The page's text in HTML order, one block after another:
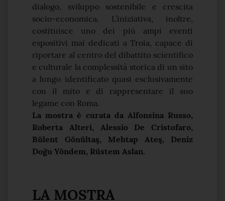
dialogo, sviluppo sostenibile e crescita
socio-economica. L’iniziativa, inoltre,
costituisce uno dei più ampi eventi
espositivi mai dedicati a Troia, capace di
riportare al centro del dibattito scientifico
e culturale la complessità storica di un sito
a lungo identificato quasi esclusivamente
con il mito e di rappresentare il suo
legame con Roma.
La mostra è curata da Alfonsina Russo,
Roberta Alteri, Alessio De Cristofaro,
Bülent Gönültaş, Mehtap Ateş, Deniz
Doğu Yöndem, Rüstem Aslan.
LA MOSTRA